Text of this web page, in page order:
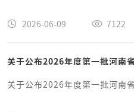
2026-06-09 7122
关于公布2026年度第一批河南
关于公布2026年度第一批河南